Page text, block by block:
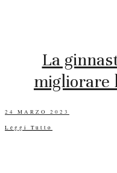
La
migliorare
POSTED
24 MARZO 2023
Leggi Tutto